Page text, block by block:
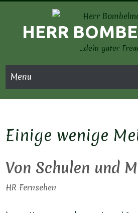
contentHERR
…dein guter
Menu
Einige wenige
Von Schulen und
HR Fernsehen